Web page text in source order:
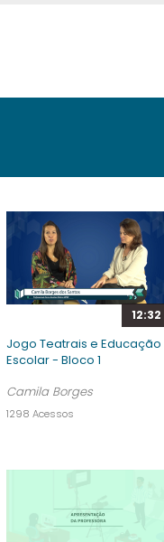
12:32
Jogo Teatrais e Educação
Escolar - Bloco 1
Camila Borges
1298 Acessos